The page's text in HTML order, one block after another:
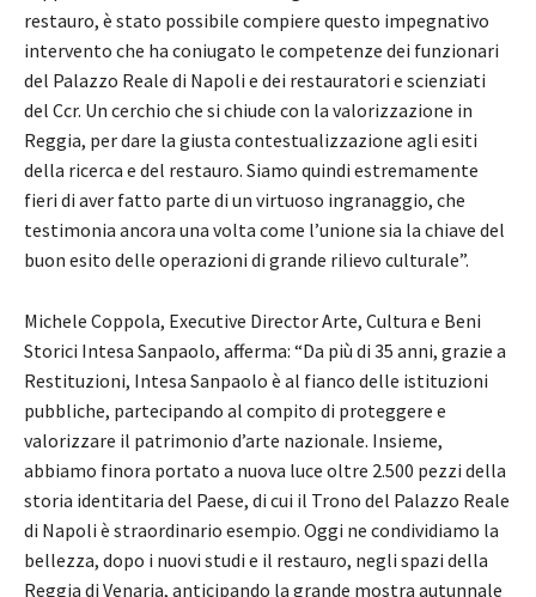
restauro, è stato possibile compiere questo impegnativo
intervento che ha coniugato le competenze dei funzionari
del Palazzo Reale di Napoli e dei restauratori e scienziati
del Ccr. Un cerchio che si chiude con la valorizzazione in
Reggia, per dare la giusta contestualizzazione agli esiti
della ricerca e del restauro. Siamo quindi estremamente
fieri di aver fatto parte di un virtuoso ingranaggio, che
testimonia ancora una volta come l’unione sia la chiave del
buon esito delle operazioni di grande rilievo culturale”.
Michele Coppola, Executive Director Arte, Cultura e Beni
Storici Intesa Sanpaolo, afferma: “Da più di 35 anni, grazie a
Restituzioni, Intesa Sanpaolo è al fianco delle istituzioni
pubbliche, partecipando al compito di proteggere e
valorizzare il patrimonio d’arte nazionale. Insieme,
abbiamo finora portato a nuova luce oltre 2.500 pezzi della
storia identitaria del Paese, di cui il Trono del Palazzo Reale
di Napoli è straordinario esempio. Oggi ne condividiamo la
bellezza, dopo i nuovi studi e il restauro, negli spazi della
Reggia di Venaria, anticipando la grande mostra autunnale